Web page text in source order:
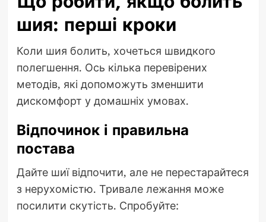
шия: перші кроки
Коли шия болить, хочеться швидкого
полегшення. Ось кілька перевірених
методів, які допоможуть зменшити
дискомфорт у домашніх умовах.
Відпочинок і правильна
постава
Дайте шиї відпочити, але не перестарайтеся
з нерухомістю. Тривале лежання може
посилити скутість. Спробуйте: